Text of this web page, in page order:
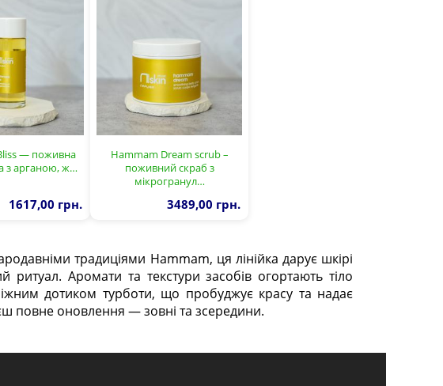
— поживна
з арганою, ж…
1617,00 грн.
Hammam Dream scrub –
поживний скраб з
мікрогранул…
3489,00 грн.
традиціями Hammam, ця лінійка дарує шкірі
Аромати та текстури засобів огортають тіло
дотиком турботи, що пробуджує красу та надає
повне оновлення — зовні та зсередини.